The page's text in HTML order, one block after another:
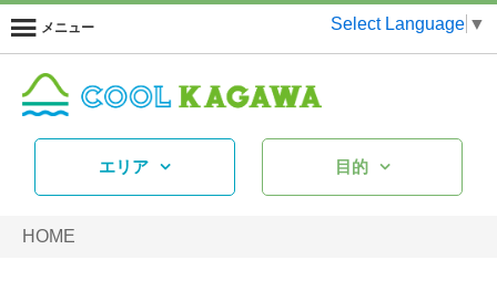
メニュー Select Language ▼
エリア 目的
HOME